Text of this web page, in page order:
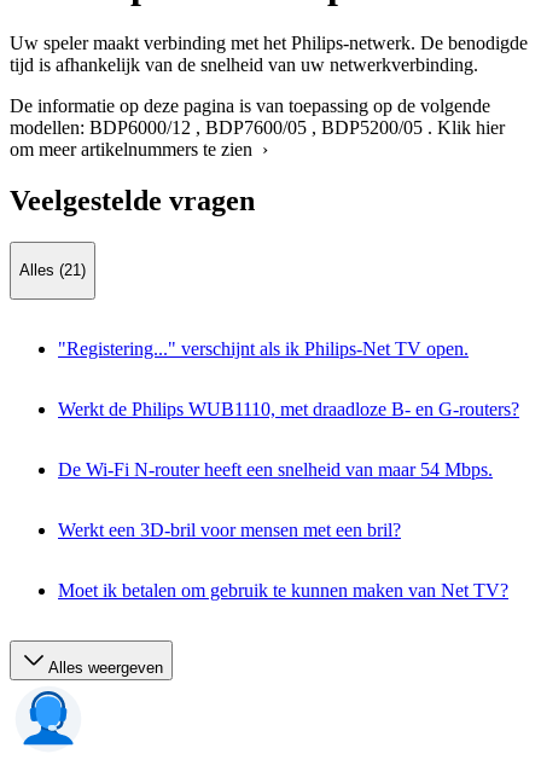
Uw speler maakt verbinding met het Philips-netwerk. De benodigde
tijd is afhankelijk van de snelheid van uw netwerkverbinding.
De informatie op deze pagina is van toepassing op de volgende
modellen: BDP6000/12 , BDP7600/05 , BDP5200/05 . Klik hier
om meer artikelnummers te zien ›
Veelgestelde vragen
Alles (21)
"Registering..." verschijnt als ik Philips-Net TV open.
Werkt de Philips WUB1110, met draadloze B- en G-routers?
De Wi-Fi N-router heeft een snelheid van maar 54 Mbps.
Werkt een 3D-bril voor mensen met een bril?
Moet ik betalen om gebruik te kunnen maken van Net TV?
Alles weergeven